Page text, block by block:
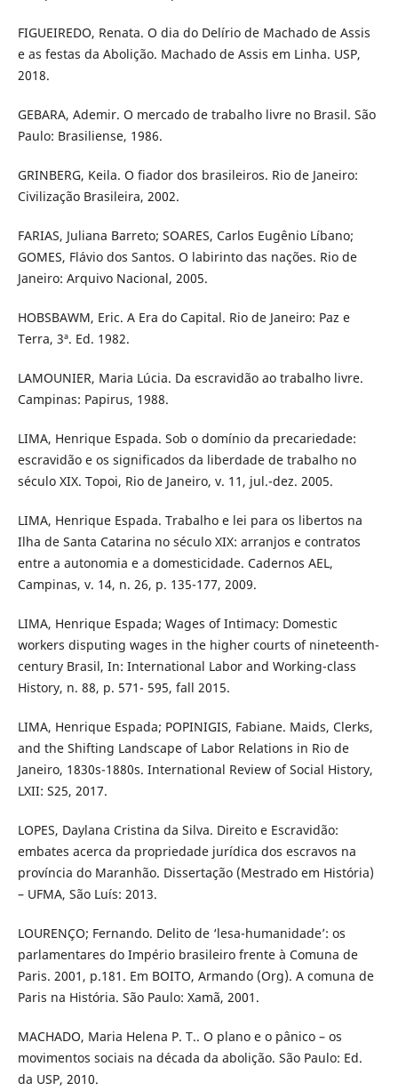
FIGUEIREDO, Renata. O dia do Delírio de Machado de Assis
e as festas da Abolição. Machado de Assis em Linha. USP,
2018.
GEBARA, Ademir. O mercado de trabalho livre no Brasil. São
Paulo: Brasiliense, 1986.
GRINBERG, Keila. O fiador dos brasileiros. Rio de Janeiro:
Civilização Brasileira, 2002.
FARIAS, Juliana Barreto; SOARES, Carlos Eugênio Líbano;
GOMES, Flávio dos Santos. O labirinto das nações. Rio de
Janeiro: Arquivo Nacional, 2005.
HOBSBAWM, Eric. A Era do Capital. Rio de Janeiro: Paz e
Terra, 3ª. Ed. 1982.
LAMOUNIER, Maria Lúcia. Da escravidão ao trabalho livre.
Campinas: Papirus, 1988.
LIMA, Henrique Espada. Sob o domínio da precariedade:
escravidão e os significados da liberdade de trabalho no
século XIX. Topoi, Rio de Janeiro, v. 11, jul.-dez. 2005.
LIMA, Henrique Espada. Trabalho e lei para os libertos na
Ilha de Santa Catarina no século XIX: arranjos e contratos
entre a autonomia e a domesticidade. Cadernos AEL,
Campinas, v. 14, n. 26, p. 135-177, 2009.
LIMA, Henrique Espada; Wages of Intimacy: Domestic
workers disputing wages in the higher courts of nineteenth-
century Brasil, In: International Labor and Working-class
History, n. 88, p. 571- 595, fall 2015.
LIMA, Henrique Espada; POPINIGIS, Fabiane. Maids, Clerks,
and the Shifting Landscape of Labor Relations in Rio de
Janeiro, 1830s-1880s. International Review of Social History,
LXII: S25, 2017.
LOPES, Daylana Cristina da Silva. Direito e Escravidão:
embates acerca da propriedade jurídica dos escravos na
província do Maranhão. Dissertação (Mestrado em História)
– UFMA, São Luís: 2013.
LOURENÇO; Fernando. Delito de ‘lesa-humanidade’: os
parlamentares do Império brasileiro frente à Comuna de
Paris. 2001, p.181. Em BOITO, Armando (Org). A comuna de
Paris na História. São Paulo: Xamã, 2001.
MACHADO, Maria Helena P. T.. O plano e o pânico – os
movimentos sociais na década da abolição. São Paulo: Ed.
da USP, 2010.